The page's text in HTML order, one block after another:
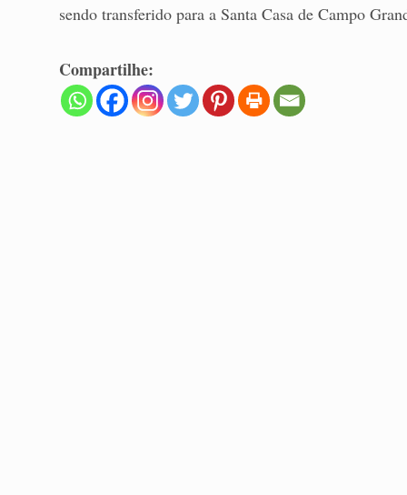
sendo transferido para a Santa Casa de Campo
Compartilhe: